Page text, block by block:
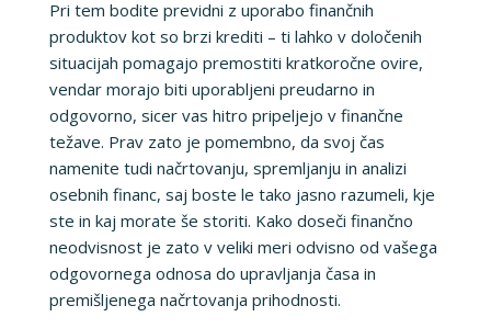
Pri tem bodite previdni z uporabo finančnih
produktov kot so brzi krediti – ti lahko v določenih
situacijah pomagajo premostiti kratkoročne ovire,
vendar morajo biti uporabljeni preudarno in
odgovorno, sicer vas hitro pripeljejo v finančne
težave. Prav zato je pomembno, da svoj čas
namenite tudi načrtovanju, spremljanju in analizi
osebnih financ, saj boste le tako jasno razumeli, kje
ste in kaj morate še storiti. Kako doseči finančno
neodvisnost je zato v veliki meri odvisno od vašega
odgovornega odnosa do upravljanja časa in
premišljenega načrtovanja prihodnosti.